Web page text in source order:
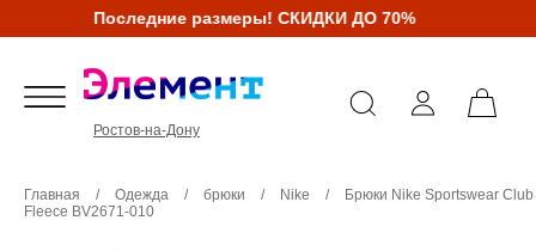
Последние размеры! СКИДКИ ДО 70%
Ростов-на-Дону
Главная / Одежда / брюки / Nike /
Брюки Nike Sportswear Club
Fleece BV2671-010